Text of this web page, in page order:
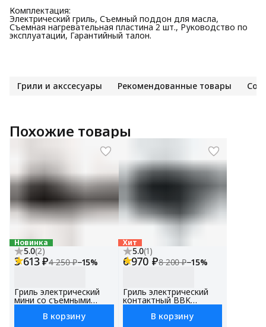
Комплектация:
Электрический гриль, Съемный поддон для масла,
Съемная нагревательная пластина 2 шт., Руководство по
эксплуатации, Гарантийный талон.
Грили и акссесуары Рекомендованные товары
Похожие товары
Новинка
5.0(2)
3 613 ₽4 250 ₽−15%
Гриль электрический
мини со съемными
дома, для шаурмы,
В корзину
Хит
5.0(1)
6 970 ₽8 200 ₽−15%
Гриль электрический
контактный BBK
мощность 2000 Вт,
В корзину